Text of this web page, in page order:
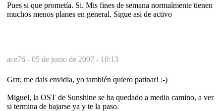
Pues si que prometía. Si. Mis fines de semana normalmente tienen
muchos menos planes en general. Sigue asi de activo
ace76 - 05 de junio de 2007 - 10:13
Grrr, me dais envidia, yo también quiero patinar! :-)
Miguel, la OST de Sunshine se ha quedado a medio camino, a ver
si termina de bajarse ya y te la paso.